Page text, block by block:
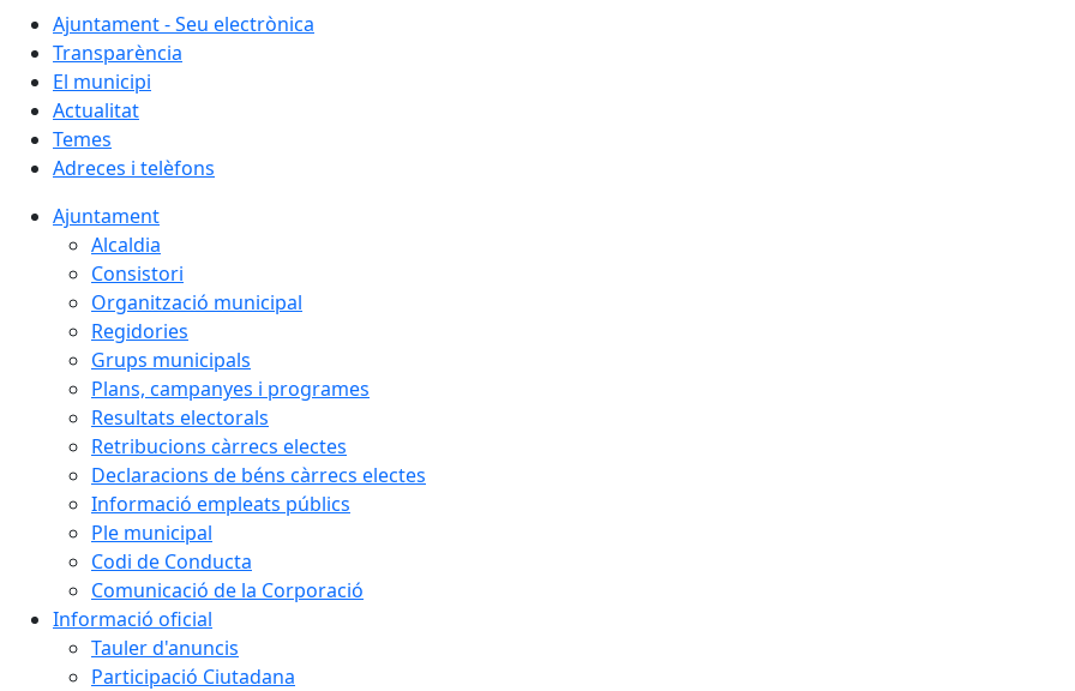
Ajuntament - Seu electrònica
Transparència
El municipi
Actualitat
Temes
Adreces i telèfons
Ajuntament
Alcaldia
Consistori
Organització municipal
Regidories
Grups municipals
Plans, campanyes i programes
Resultats electorals
Retribucions càrrecs electes
Declaracions de béns càrrecs electes
Informació empleats públics
Ple municipal
Codi de Conducta
Comunicació de la Corporació
Informació oficial
Tauler d'anuncis
Participació Ciutadana